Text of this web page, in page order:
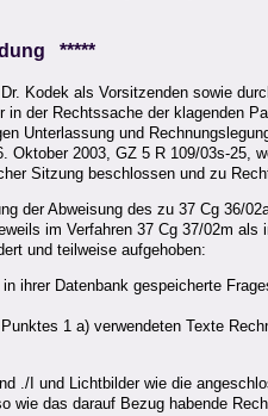
*****
Kodek als Vorsitzenden sowie
der Rechtssache der klagenden
Unterlassung und
2003, GZ 5 R 109/03s-25,
Sitzung beschlossen und zu
der Abweisung des zu 37 Cg 36/
im Verfahren 37 Cg 37/02m
und teilweise aufgehoben:
Datenbank gespeicherte
1 a) verwendeten Texte
./I und Lichtbilder wie die
das darauf Bezug habende